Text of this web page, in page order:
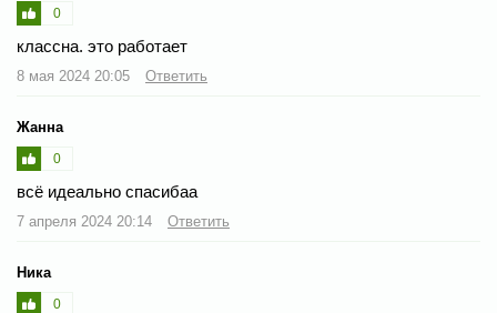
0
классна. это работает
8 мая 2024 20:05 Ответить
Жанна
0
всё идеально спасибаа
7 апреля 2024 20:14 Ответить
Ника
0